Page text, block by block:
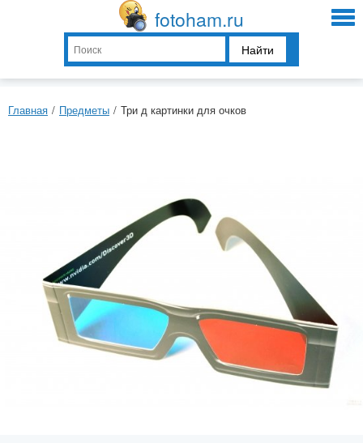
fotoham.ru
Найти
Главная / Предметы / Три д картинки для очков